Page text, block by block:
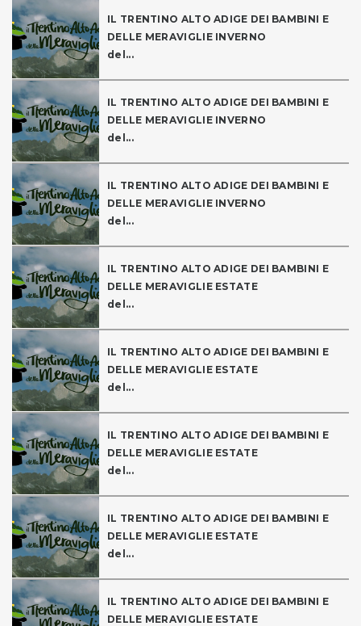
IL TRENTINO ALTO ADIGE DEI BAMBINI E
DELLE MERAVIGLIE INVERNO
del...
IL TRENTINO ALTO ADIGE DEI BAMBINI E
DELLE MERAVIGLIE INVERNO
del...
IL TRENTINO ALTO ADIGE DEI BAMBINI E
DELLE MERAVIGLIE INVERNO
del...
IL TRENTINO ALTO ADIGE DEI BAMBINI E
DELLE MERAVIGLIE ESTATE
del...
IL TRENTINO ALTO ADIGE DEI BAMBINI E
DELLE MERAVIGLIE ESTATE
del...
IL TRENTINO ALTO ADIGE DEI BAMBINI E
DELLE MERAVIGLIE ESTATE
del...
IL TRENTINO ALTO ADIGE DEI BAMBINI E
DELLE MERAVIGLIE ESTATE
del...
IL TRENTINO ALTO ADIGE DEI BAMBINI E
DELLE MERAVIGLIE ESTATE